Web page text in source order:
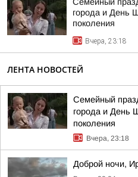
города и День
поколения
Вчера, 23:18
ЛЕНТА НОВОСТЕЙ
Семейный
города и День
поколения
Вчера, 23:18
Доброй ночи,